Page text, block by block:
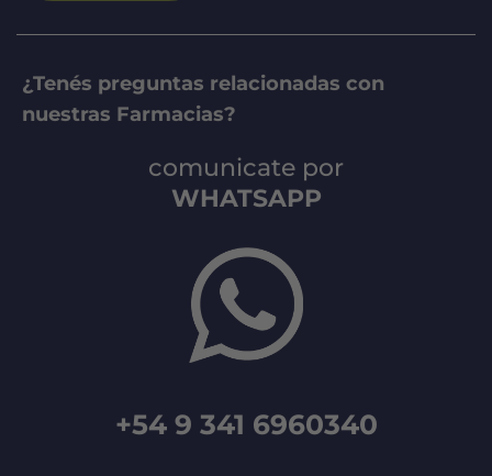
¿Tenés preguntas relacionadas con
nuestras Farmacias?
comunicate por
WHATSAPP
+54 9 341 6960340